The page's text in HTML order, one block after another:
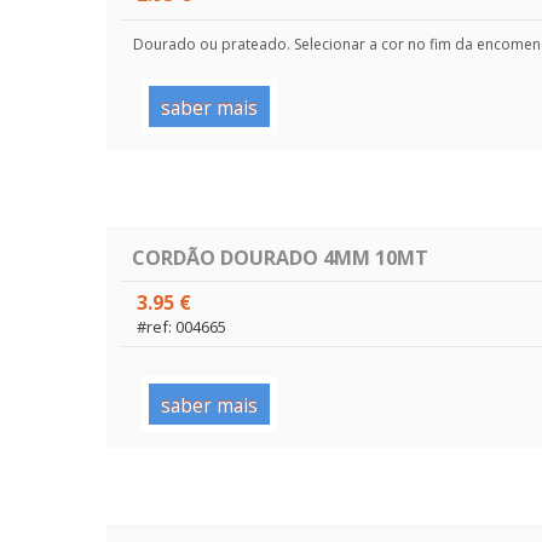
Dourado ou prateado. Selecionar a cor no fim da
saber mais
CORDÃO DOURADO 4MM 10MT
3.95 €
#ref: 004665
saber mais